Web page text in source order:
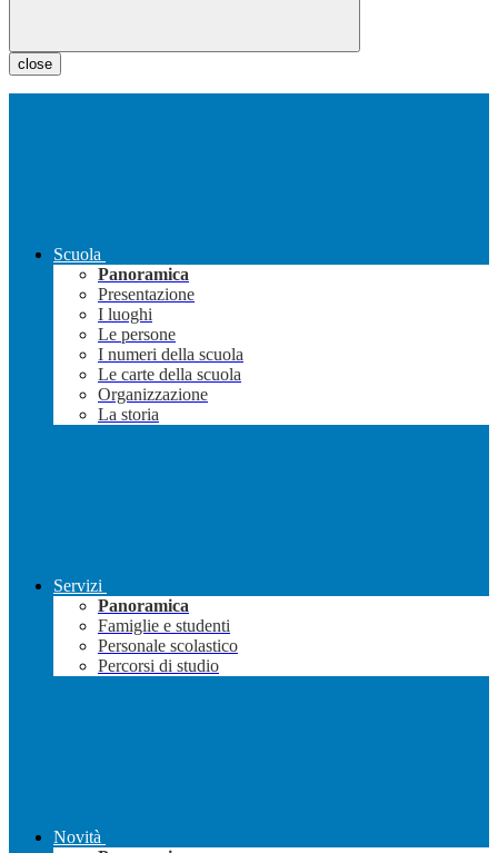
close
Scuola
Panoramica
Presentazione
I luoghi
Le persone
I numeri della scuola
Le carte della scuola
Organizzazione
La storia
Servizi
Panoramica
Famiglie e studenti
Personale scolastico
Percorsi di studio
Novità